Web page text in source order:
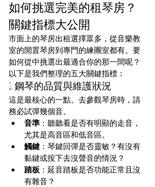
如何挑選完美的租琴房？
關鍵指標大公開
市面上的琴房出租選擇眾多，從音樂教
室的閒置琴房到專門的練團室都有。要
如何從中挑選出最適合你的那一間呢？
以下是我們整理的五大關鍵指標：
1. 鋼琴的品質與維護狀況
這是最核心的一點。去參觀琴房時，請
務必試彈幾個音。
音準 ：聽聽看是否有明顯的走音，
尤其是高音區和低音區。
觸鍵 ：琴鍵回彈是否靈敏？有沒有
黏鍵或按下去沒聲音的情況？
踏板 ：延音踏板是否功能正常且沒
有雜音？